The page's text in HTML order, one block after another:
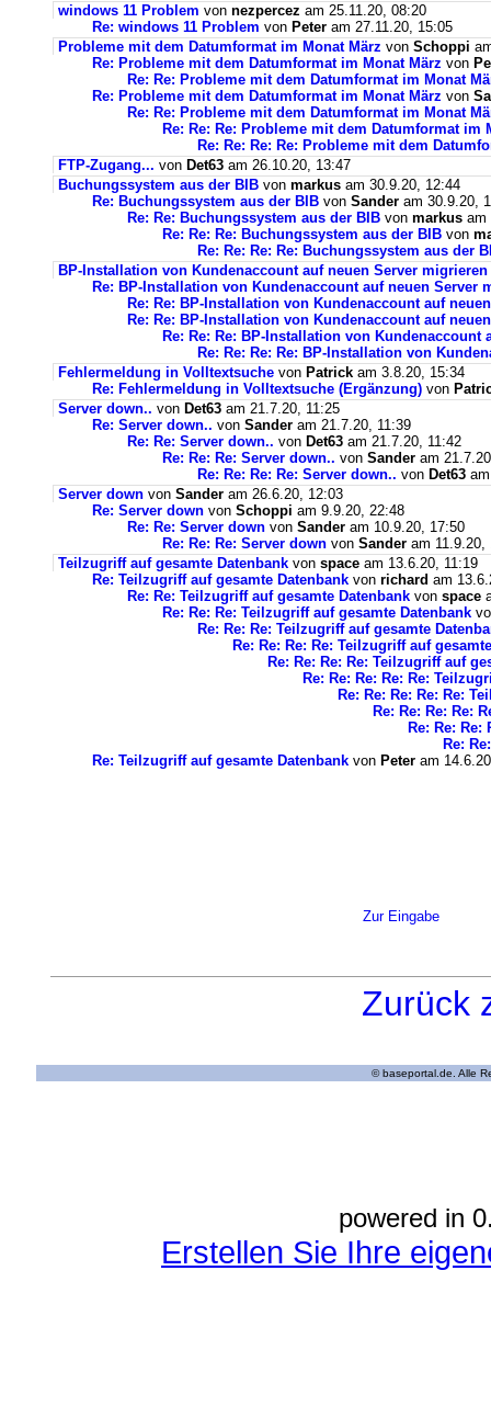
windows 11 Problem von nezpercez am 25.11.20, 08:20
Re: windows 11 Problem von Peter am 27.11.20, 15:05
Probleme mit dem Datumformat im Monat März von Schoppi
Re: Probleme mit dem Datumformat im Monat März von
Re: Re: Probleme mit dem Datumformat im Monat
Re: Probleme mit dem Datumformat im Monat März von
Re: Re: Probleme mit dem Datumformat im Monat
Re: Re: Re: Probleme mit dem Datumformat im
Re: Re: Re: Re: Probleme mit dem
FTP-Zugang... von Det63 am 26.10.20, 13:47
Buchungssystem aus der BIB von markus am 30.9.20, 12:44
Re: Buchungssystem aus der BIB von Sander am 30.9.20,
Re: Re: Buchungssystem aus der BIB von markus am
Re: Re: Re: Buchungssystem aus der BIB von
Re: Re: Re: Re: Buchungssystem aus der
BP-Installation von Kundenaccount auf neuen Server migrieren
Re: BP-Installation von Kundenaccount auf neuen Server
Re: Re: BP-Installation von Kundenaccount auf
Re: Re: BP-Installation von Kundenaccount auf
Re: Re: Re: BP-Installation von Kundenaccount
Re: Re: Re: Re: BP-Installation von
Fehlermeldung in Volltextsuche von Patrick am 3.8.20, 15:34
Re: Fehlermeldung in Volltextsuche (Ergänzung) von
Server down.. von Det63 am 21.7.20, 11:25
Re: Server down.. von Sander am 21.7.20, 11:39
Re: Re: Server down.. von Det63 am 21.7.20, 11:42
Re: Re: Re: Server down.. von Sander am
Re: Re: Re: Re: Server down.. von Det63
Server down von Sander am 26.6.20, 12:03
Re: Server down von Schoppi am 9.9.20, 22:48
Re: Re: Server down von Sander am 10.9.20, 17:50
Re: Re: Re: Server down von Sander am 11.9.20,
Teilzugriff auf gesamte Datenbank von space am 13.6.20, 11:19
Re: Teilzugriff auf gesamte Datenbank von richard am
Re: Re: Teilzugriff auf gesamte Datenbank von space
Re: Re: Re: Teilzugriff auf gesamte Datenbank
Re: Re: Re: Teilzugriff auf gesamte
Re: Re: Re: Re: Teilzugriff auf
Re: Re: Re: Re: Teilzugriff auf
Re: Re: Re: Re: Re:
Re: Re: Re: Re: Re:
Re: Re: Re: Re:
Re: Re: Re:
Re:
Re: Teilzugriff auf gesamte Datenbank von Peter am
Zur Eingabe
Zurück
© baseportal.de. Alle
powered in
Erstellen Sie Ihre